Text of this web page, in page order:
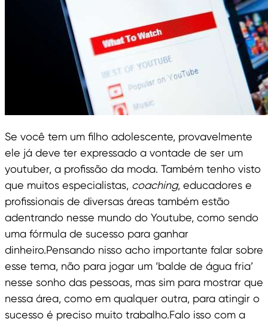
Se você tem um filho adolescente, provavelmente
ele já deve ter expressado a vontade de ser um
youtuber, a profissão da moda. Também tenho visto
que muitos especialistas, coaching, educadores e
profissionais de diversas áreas também estão
adentrando nesse mundo do Youtube, como sendo
uma fórmula de sucesso para ganhar
dinheiro.Pensando nisso acho importante falar sobre
esse tema, não para jogar um ‘balde de água fria’
nesse sonho das pessoas, mas sim para mostrar que
nessa área, como em qualquer outra, para atingir o
sucesso é preciso muito trabalho.Falo isso com a